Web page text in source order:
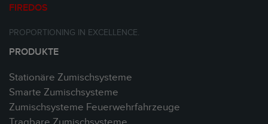
FIREDOS
PROPORTIONING IN EXCELLENCE.
PRODUKTE
Stationäre Zumischsysteme
Smarte Zumischsysteme
Zumischsysteme Feuerwehrfahrzeuge